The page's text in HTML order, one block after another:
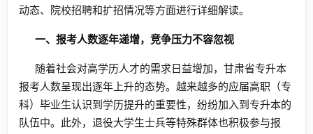
动态、院校招聘和扩招情况等方面进行详细解读。
一、报考人数逐年递增，竞争压力不容忽视
随着社会对高学历人才的需求日益增加，甘肃省专升本
报考人数呈现出逐年上升的态势。越来越多的应届高职（专
科）毕业生认识到学历提升的重要性，纷纷加入到专升本的
队伍中。此外，退役大学生士兵等特殊群体也积极参与报